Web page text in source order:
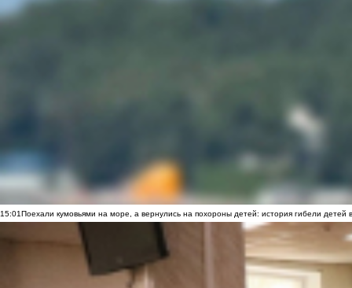
15:01Поехали кумовьями на море, а вернулись на похороны детей: история гибели детей